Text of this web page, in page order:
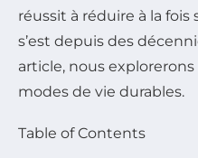
réussit à réduire à la
s’est depuis des
article, nous
modes de vie durables.
Table of Contents